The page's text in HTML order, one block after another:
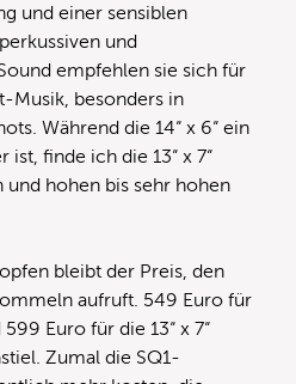
und einer sensiblen
und
empfehlen sie sich für
Musik, besonders in
Während die 14“ x 6“ ein
finde ich die 13“ x 7“
und hohen bis sehr hohen
bleibt der Preis, den
aufruft. 549 Euro für
Euro für die 13“ x 7“
Zumal die SQ1-